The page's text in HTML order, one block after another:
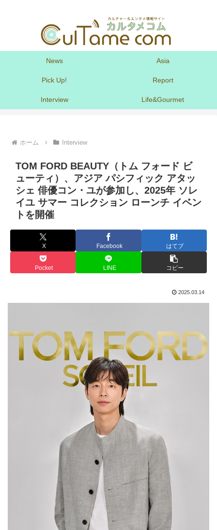
News Asia
Pick Up! Report
Interview Life&Gourmet
ホーム Interview
TOM FORD BEAUTY（トム フォード ビ
ューティ）、アジア パシフィック アタッ
シェ 俳優コン・ユが参加し、2025年 ソレ
イユ サマー コレクション ローンチ イベン
トを開催
X Facebook はてブ
Pocket LINE コピー
2025.03.14